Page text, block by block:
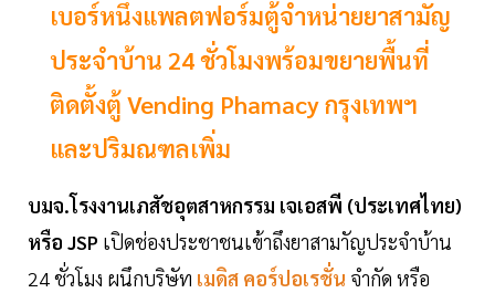
เบอร์หนึ่งแพลตฟอร์มตู้จำหน่ายยาสามัญ
ประจำบ้าน 24 ชั่วโมงพร้อมขยายพื้นที่
ติดตั้งตู้ Vending Phamacy กรุงเทพฯ
และปริมณฑลเพิ่ม
บมจ.โรงงานเภสัชอุตสาหกรรม เจเอสพี (ประเทศไทย)
หรือ JSP เปิดช่องประชาชนเข้าถึงยาสามาัญประจำบ้าน
24 ชั่วโมง ผนึกบริษัท เมดิส คอร์ปอเรชั่น จำกัด หรือ